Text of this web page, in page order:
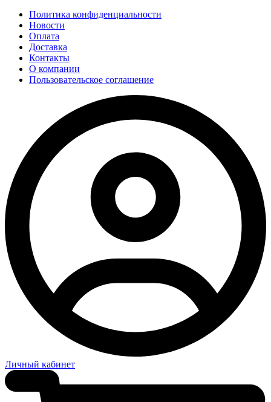
Политика конфиденциальности
Новости
Оплата
Доставка
Контакты
О компании
Пользовательское соглашение
Личный кабинет